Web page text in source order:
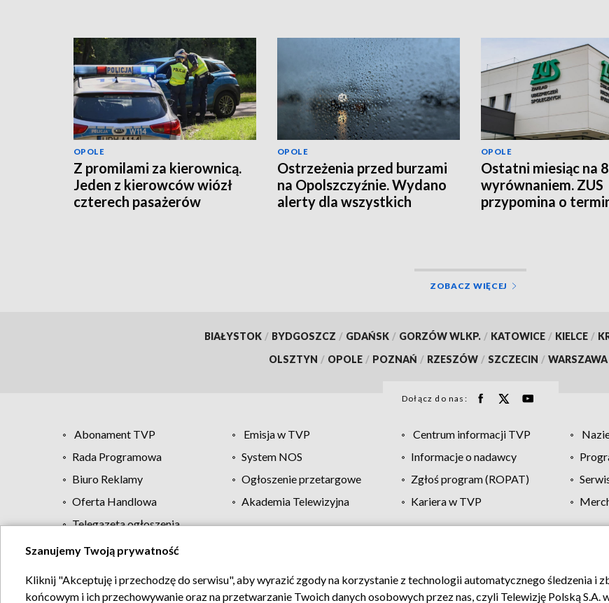
OPOLE
Z promilami za kierownicą.
Jeden z kierowców wiózł
czterech pasażerów
OPOLE
Ostrzeżenia przed burzami
na Opolszczyźnie. Wydano
alerty dla wszystkich
OPOLE
Ostatni miesiąc na
wyrównaniem. ZUS
przypomina o
ZOBACZ WIĘCEJ
BIAŁYSTOK / BYDGOSZCZ / GDAŃSK / GORZÓW WLKP. / KATOWICE / KIELCE /
OLSZTYN / OPOLE / POZNAŃ / RZESZÓW / SZCZECIN / WARSZAWA
Dołącz do nas:
Abonament TVP Emisja w TVP Centrum informacji TVP
Rada Programowa
System NOS Informacje o nadawcy
Biuro Reklamy
Ogłoszenie przetargowe Zgłoś program (ROPAT)
Oferta Handlowa
Akademia Telewizyjna Kariera w TVP
Telegazeta ogłoszenia
Regulamin TVP Polityka prywatności Moje zgody Pomoc
Szanujemy Twoją prywatność
Kliknij "Akceptuję i przechodzę do serwisu", aby wyrazić zgody na korzystanie z technologii automatycznego śledzenia i
końcowym i ich przechowywanie oraz na przetwarzanie Twoich danych osobowych przez nas, czyli Telewizję Polską S.A.